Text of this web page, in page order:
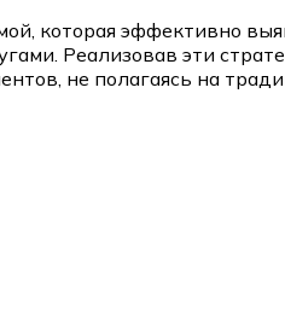
которая эффективно
Реализовав эти
не полагаясь на